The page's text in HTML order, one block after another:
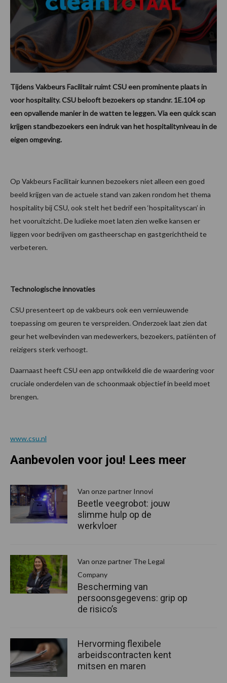
Tijdens Vakbeurs Facilitair ruimt CSU een prominente plaats in
voor hospitality. CSU belooft bezoekers op standnr. 1E.104 op
een opvallende manier in de watten te leggen. Via een quick scan
krijgen standbezoekers een indruk van het hospitalityniveau in de
eigen omgeving.
Op Vakbeurs Facilitair kunnen bezoekers niet alleen een goed
beeld krijgen van de actuele stand van zaken rondom het thema
hospitality bij CSU, ook stelt het bedrif een ‘hospitalityscan’ in
het vooruitzicht. De ludieke moet laten zien welke kansen er
liggen voor bedrijven om gastheerschap en gastgerichtheid te
verbeteren.
Technologische innovaties
CSU presenteert op de vakbeurs ook een vernieuwende
toepassing om geuren te verspreiden. Onderzoek laat zien dat
geur het welbevinden van medewerkers, bezoekers, patiënten of
reizigers sterk verhoogt.
Daarnaast heeft CSU een app ontwikkeld die de waardering voor
cruciale onderdelen van de schoonmaak objectief in beeld moet
brengen.
www.csu.nl
Aanbevolen voor jou! Lees meer
Van onze partner Innovi
Beetle veegrobot: jouw
slimme hulp op de
werkvloer
Van onze partner The Legal
Company
Bescherming van
persoonsgegevens: grip op
de risico’s
Hervorming flexibele
arbeidscontracten kent
mitsen en maren